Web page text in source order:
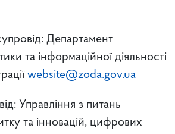
Департамент
та інформаційної діяльності
website@zoda.gov.ua
Управління з питань
та інновацій, цифрових